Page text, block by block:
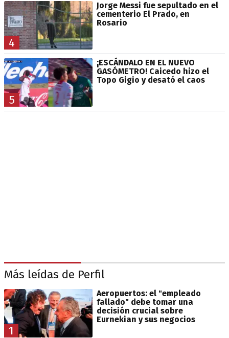
4
Jorge Messi fue sepultado en el
cementerio El Prado, en
Rosario
5
¡ESCÁNDALO EN EL NUEVO
GASÓMETRO! Caicedo hizo el
Topo Gigio y desató el caos
Más leídas de Perfil
1
Aeropuertos: el "empleado
fallado" debe tomar una
decisión crucial sobre
Eurnekian y sus negocios